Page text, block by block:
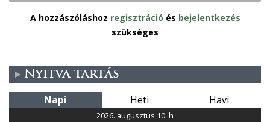
A hozzászóláshoz regisztráció és bejelentkezés
szükséges
Nyitva tartás
Napi Heti Havi
2026. augusztus 10. h